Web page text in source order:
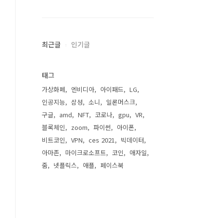
최근글 인기글
태그
가상화폐 엔비디아 아이패드
LG
인공지능
삼성 소니
일론머스크
구글
amd NFT 코로나 gpu
VR
블록체인
zoom 파이썬
아이폰
비트코인
VPN ces 2021
빅데이터
아마존
마이크로소프트 코인
애자일
줌
넷플릭스 애플 페이스북